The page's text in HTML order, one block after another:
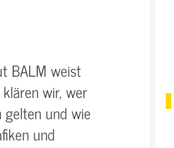
BALM weist
wir, wer
und wie
und